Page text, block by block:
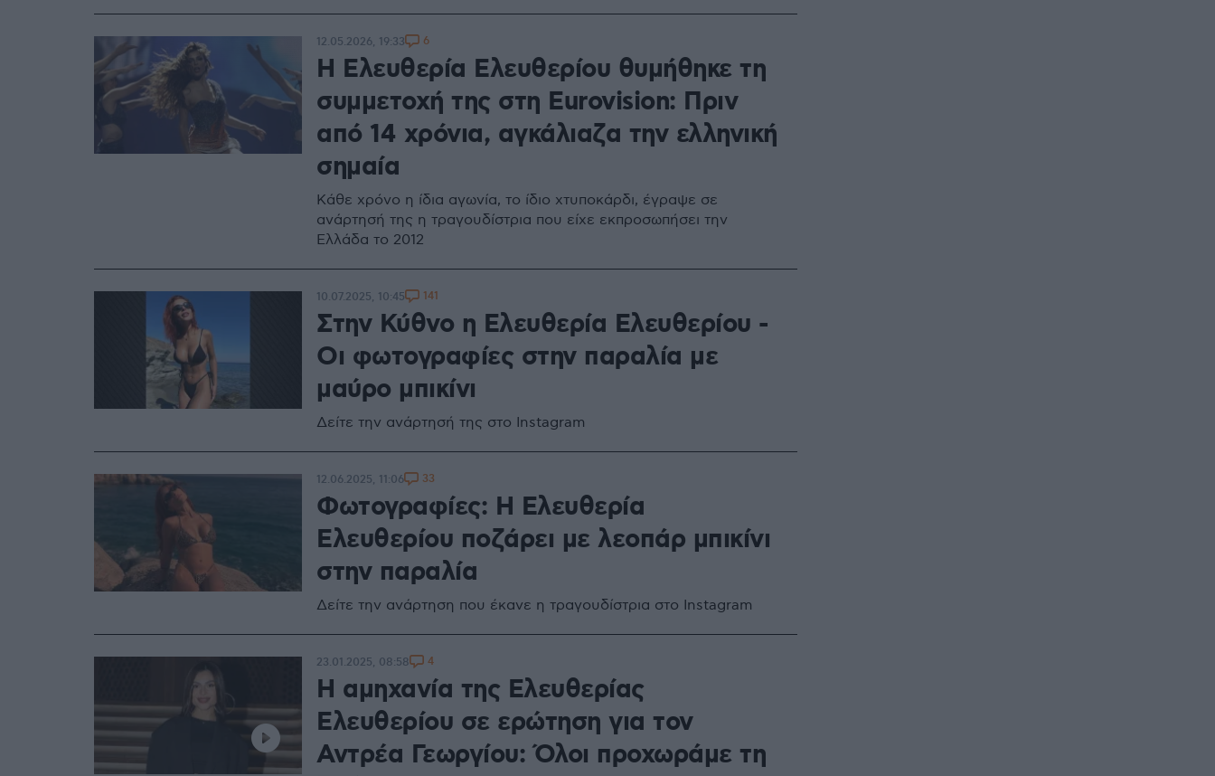
Η Ελευθερία Ελευθερίου θυμήθηκε τη
συμμετοχή της στη Eurovision: Πριν
από 14 χρόνια, αγκάλιαζα την ελληνική
σημαία
Κάθε χρόνο η ίδια αγωνία, το ίδιο χτυποκάρδι, έγραψε σε
ανάρτησή της η τραγουδίστρια που είχε εκπροσωπήσει την
Ελλάδα το 2012
12.05.2026, 19:33 6
Στην Κύθνο η Ελευθερία Ελευθερίου -
Οι φωτογραφίες στην παραλία με
μαύρο μπικίνι
Δείτε την ανάρτησή της στο Instagram
10.07.2025, 10:45 141
Φωτογραφίες: Η Ελευθερία
Ελευθερίου ποζάρει με λεοπάρ μπικίνι
στην παραλία
Δείτε την ανάρτηση που έκανε η τραγουδίστρια στο Instagram
12.06.2025, 11:06 33
Η αμηχανία της Ελευθερίας
Ελευθερίου σε ερώτηση για τον
Αντρέα Γεωργίου: Όλοι προχωράμε τη
23.01.2025, 08:58 4